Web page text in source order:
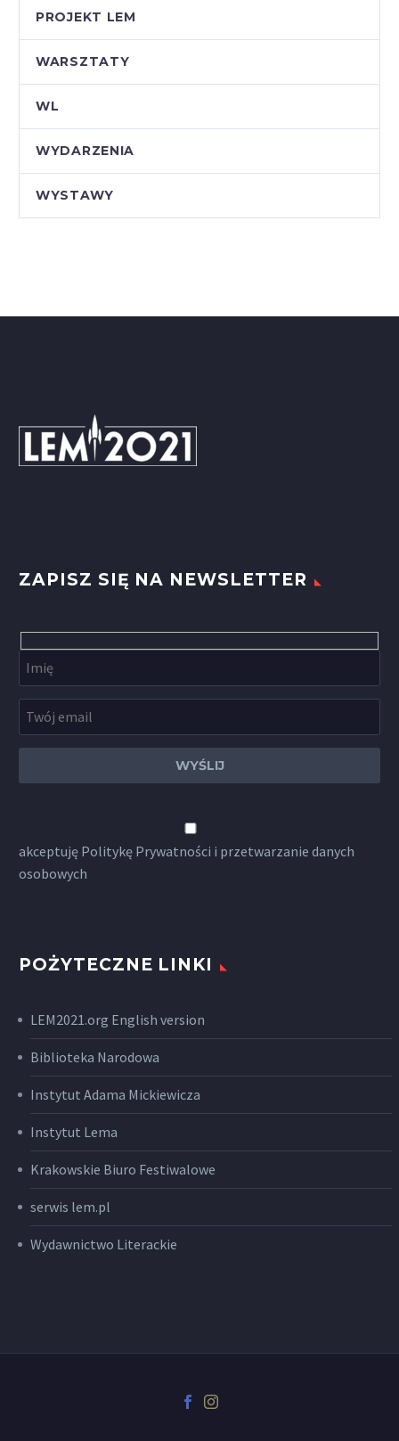
PROJEKT LEM
WARSZTATY
WL
WYDARZENIA
WYSTAWY
ZAPISZ SIĘ NA NEWSLETTER
akceptuję Politykę Prywatności i przetwarzanie danych
osobowych
POŻYTECZNE LINKI
LEM2021.org English version
Biblioteka Narodowa
Instytut Adama Mickiewicza
Instytut Lema
Krakowskie Biuro Festiwalowe
serwis lem.pl
Wydawnictwo Literackie